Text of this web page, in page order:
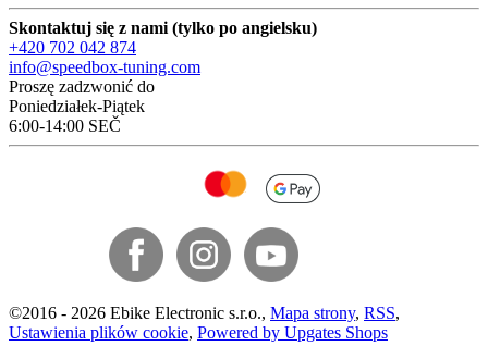
Skontaktuj się z nami (tylko po angielsku)
+420 702 042 874
info@speedbox-tuning.com
Proszę zadzwonić do
Poniedziałek-Piątek
6:00-14:00 SEČ
©2016 - 2026 Ebike Electronic s.r.o., Mapa strony, RSS,
Ustawienia plików cookie, Powered by Upgates Shops